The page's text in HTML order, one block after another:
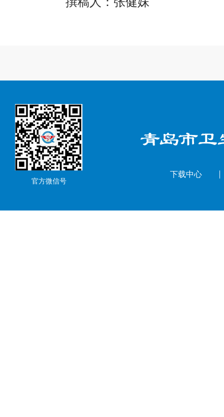
官方微信号
下载中心